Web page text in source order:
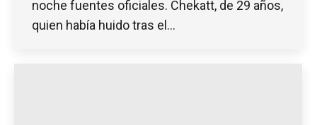
noche fuentes oficiales. Chekatt, de 29 años,
quien había huido tras el…